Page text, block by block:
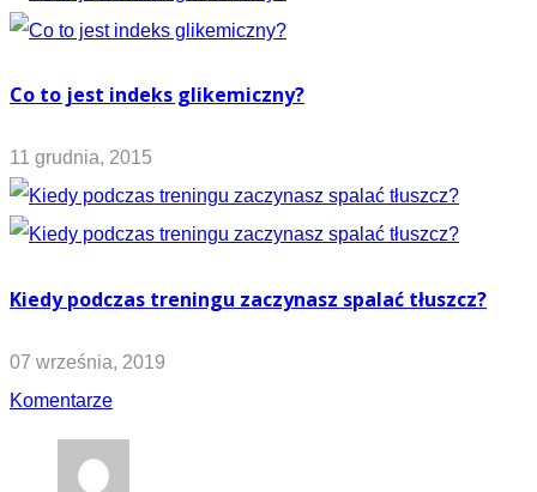
Co to jest indeks glikemiczny?
11 grudnia, 2015
Kiedy podczas treningu zaczynasz spalać tłuszcz?
07 września, 2019
Komentarze